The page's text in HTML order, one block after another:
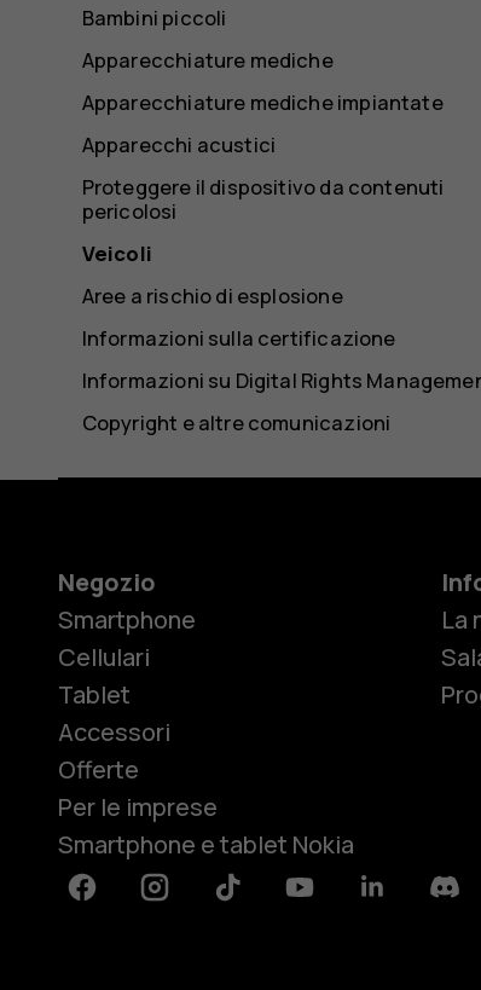
Bambini piccoli
Apparecchiature mediche
Apparecchiature mediche impiantate
Apparecchi acustici
Proteggere il dispositivo da contenuti
pericolosi
Veicoli
Aree a rischio di esplosione
Informazioni sulla certificazione
Informazioni su Digital Rights
Copyright e altre comunicazioni
Negozio
Smartphone
Cellulari
Tablet
Accessori
Offerte
Per le imprese
Smartphone e tablet Nokia
La
FacebookInstagramTiktok YoutubeLinkedin